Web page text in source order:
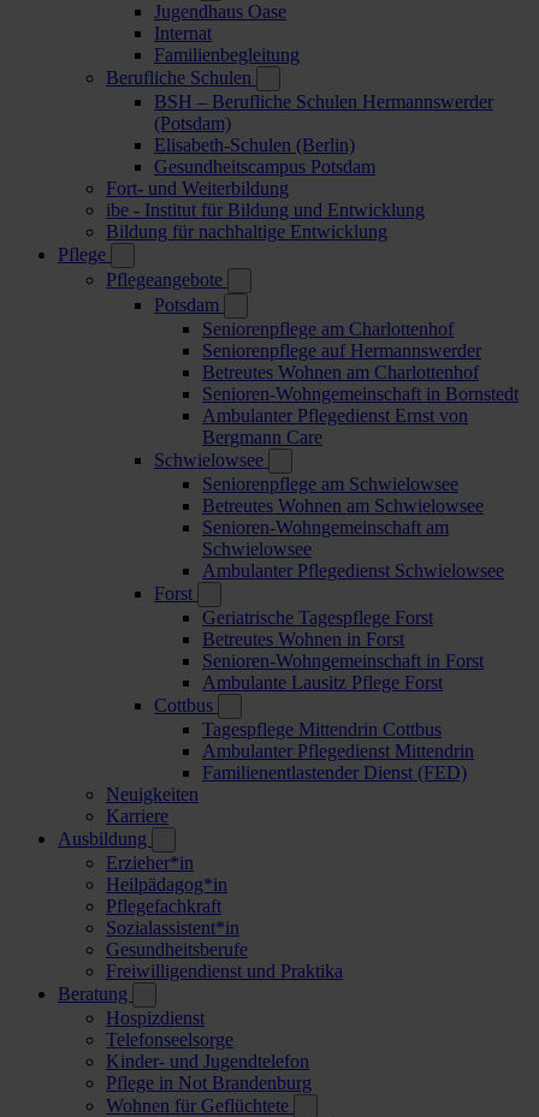
Jugendhaus Oase
Internat
Familienbegleitung
Berufliche Schulen
BSH – Berufliche Schulen Hermannswerder
(Potsdam)
Elisabeth-Schulen (Berlin)
Gesundheitscampus Potsdam
Fort- und Weiterbildung
ibe - Institut für Bildung und Entwicklung
Bildung für nachhaltige Entwicklung
Pflege
Pflegeangebote
Potsdam
Seniorenpflege am Charlottenhof
Seniorenpflege auf Hermannswerder
Betreutes Wohnen am Charlottenhof
Senioren-Wohngemeinschaft in Bornstedt
Ambulanter Pflegedienst Ernst von
Bergmann Care
Schwielowsee
Seniorenpflege am Schwielowsee
Betreutes Wohnen am Schwielowsee
Senioren-Wohngemeinschaft am
Schwielowsee
Ambulanter Pflegedienst Schwielowsee
Forst
Geriatrische Tagespflege Forst
Betreutes Wohnen in Forst
Senioren-Wohngemeinschaft in Forst
Ambulante Lausitz Pflege Forst
Cottbus
Tagespflege Mittendrin Cottbus
Ambulanter Pflegedienst Mittendrin
Familienentlastender Dienst (FED)
Neuigkeiten
Karriere
Ausbildung
Erzieher*in
Heilpädagog*in
Pflegefachkraft
Sozialassistent*in
Gesundheitsberufe
Freiwilligendienst und Praktika
Beratung
Hospizdienst
Telefonseelsorge
Kinder- und Jugendtelefon
Pflege in Not Brandenburg
Wohnen für Geflüchtete